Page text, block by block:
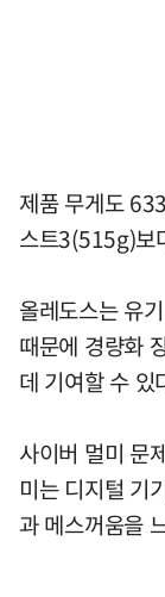
제품 무게도
스트3(515g)보
올레도스는 유
때문에 경량화
데 기여할 수 있
사이버 멀미 문
미는 디지털 기
과 메스꺼움을